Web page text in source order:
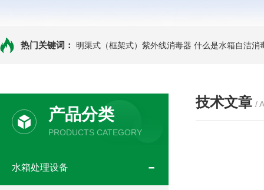
热门关键词： 明渠式（框架式）紫外线消毒器 什么是水箱自洁消
产品分类
PRODUCTS CATEGORY
水箱处理设备
技术文章 /